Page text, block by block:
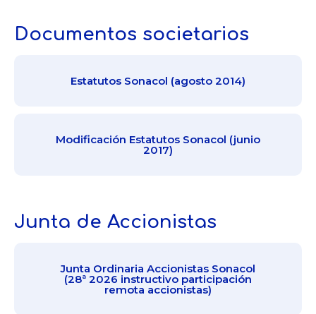
Documentos societarios
Estatutos Sonacol (agosto 2014)
Modificación Estatutos Sonacol (junio
2017)
Junta de Accionistas
Junta Ordinaria Accionistas Sonacol
(28ª 2026 instructivo participación
remota accionistas)